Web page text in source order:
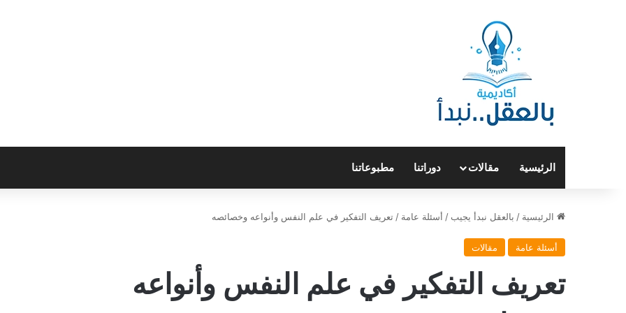
الرئيسية مقالات دوراتنا مطبوعاتنا
الرئيسية / بالعقل نبدأ يجيب / أسئلة عامة / تعريف التفكير في علم النفس وأنواعه وخصائصه
أسئلة عامة مقالات
تعريف التفكير في علم النفس وأنواعه